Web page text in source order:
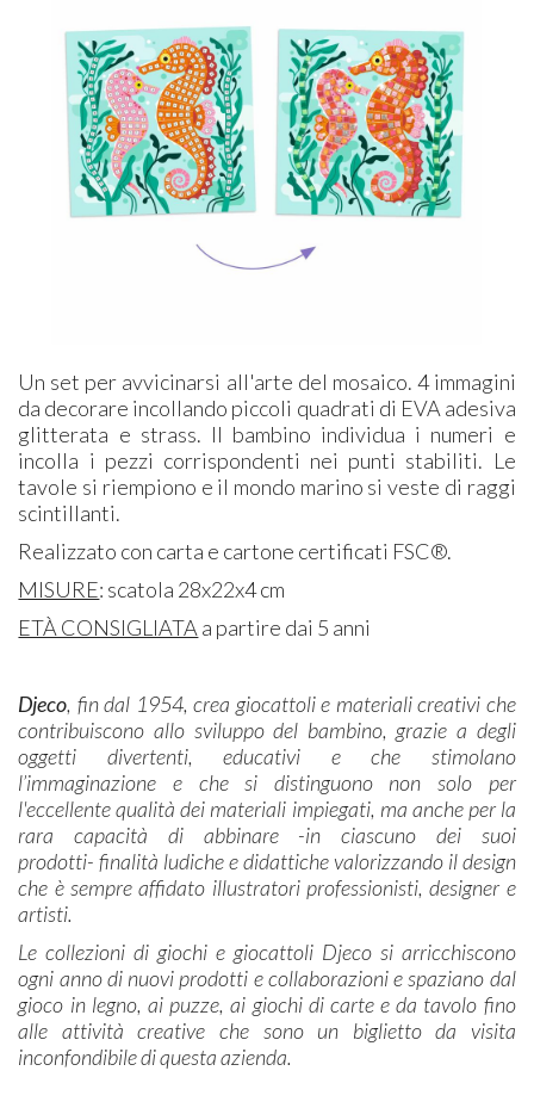
Un set per avvicinarsi all'arte del mosaico. 4 immagini
da decorare incollando piccoli quadrati di EVA adesiva
glitterata e strass. Il bambino individua i numeri e
incolla i pezzi corrispondenti nei punti stabiliti. Le
tavole si riempiono e il mondo marino si veste di raggi
scintillanti.
Realizzato con carta e cartone certificati FSC®.
MISURE: scatola 28x22x4 cm
ETÀ CONSIGLIATAa partire dai 5 anni
Djeco, fin dal 1954, crea giocattoli e materiali creativi che
contribuiscono allo sviluppo del bambino, grazie a degli
oggetti divertenti, educativi e che stimolano
l’immaginazione e che si distinguono non solo per
l'eccellente qualità dei materiali impiegati, ma anche per la
rara capacità di abbinare -in ciascuno dei suoi
prodotti- finalità ludiche e didattiche valorizzando il design
che è sempre affidato illustratori professionisti, designer e
artisti.
Le collezioni di giochi e giocattoli Djeco si arricchiscono
ogni anno di nuovi prodotti e collaborazioni e spaziano dal
gioco in legno, ai puzze, ai giochi di carte e da tavolo fino
alle attività creative che sono un biglietto da visita
inconfondibile di questa azienda.